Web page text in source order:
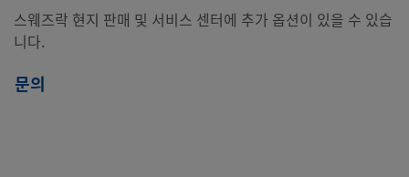
스웨즈락 현지 판매 및 서비스 센터에 추가 옵션이 있을 수 있습
니다.
문의